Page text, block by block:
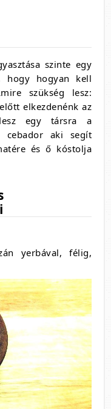
szinte egy
hogy hogyan kell
szükség lesz:
elkezdenénk az
egy társra a
cebador aki segít
és ő kóstolja
yerbával, félig,